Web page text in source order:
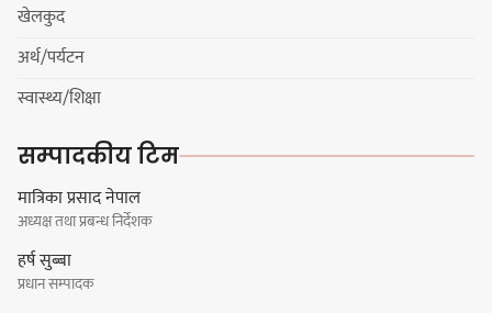
खेलकुद
अर्थ/पर्यटन
स्वास्थ्य/शिक्षा
सम्पादकीय टिम
मात्रिका प्रसाद नेपाल
अध्यक्ष तथा प्रबन्ध निर्देशक
हर्ष सुब्बा
प्रधान सम्पादक